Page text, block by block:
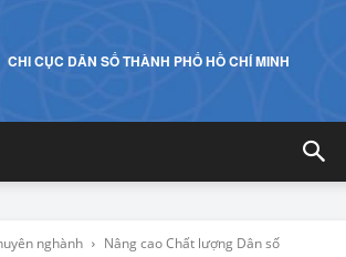
CHI CỤC DÂN SỐ THÀNH PHỐ HỒ CHÍ MINH
nghành Nâng cao Chất lượng Dân số